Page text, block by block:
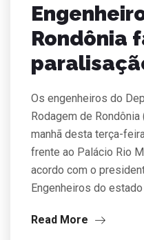
Rondônia
Os engenheiros do
Rodagem de Rondônia
manhã desta terça-
frente ao Palácio Rio
acordo com o
Engenheiros do estado
Read More